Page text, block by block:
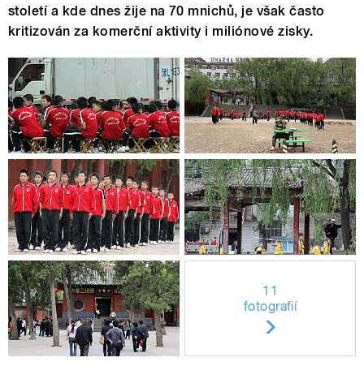
století a kde dnes žije na 70 mnichů, je však často
kritizován za komerční aktivity i miliónové zisky.
11
fotografií